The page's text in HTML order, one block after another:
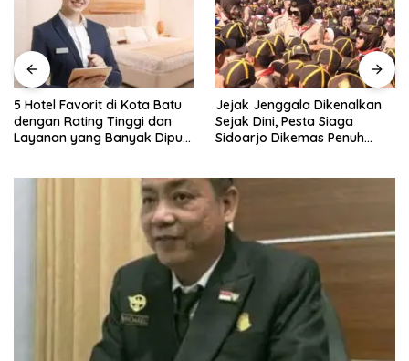
5 Hotel Favorit di Kota Batu
dengan Rating Tinggi dan
Layanan yang Banyak Dipuji
Jejak Jenggala Dikenalkan
Sejak Dini, Pesta Siaga
Sidoarjo Dikemas Penuh